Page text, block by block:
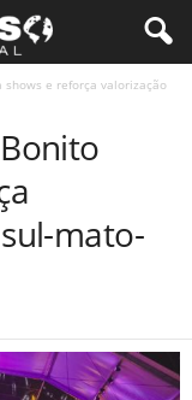
shows e reforça valorização
mato-